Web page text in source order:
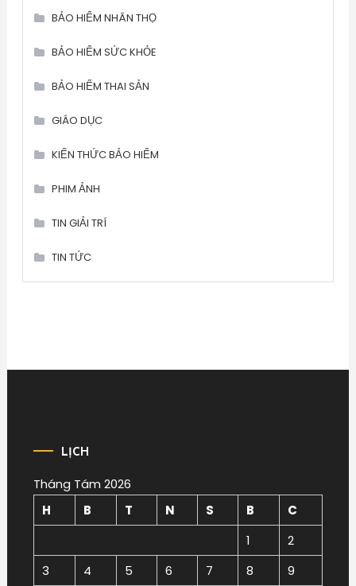
BẢO HIỂM NHÂN THỌ
BẢO HIỂM SỨC KHỎE
BẢO HIỂM THAI SẢN
GIÁO DỤC
KIẾN THỨC BẢO HIỂM
PHIM ẢNH
TIN GIẢI TRÍ
TIN TỨC
LỊCH
Tháng Tám 2026
H
B T N S B
C
1
2
3
4 5 6 7 8
9